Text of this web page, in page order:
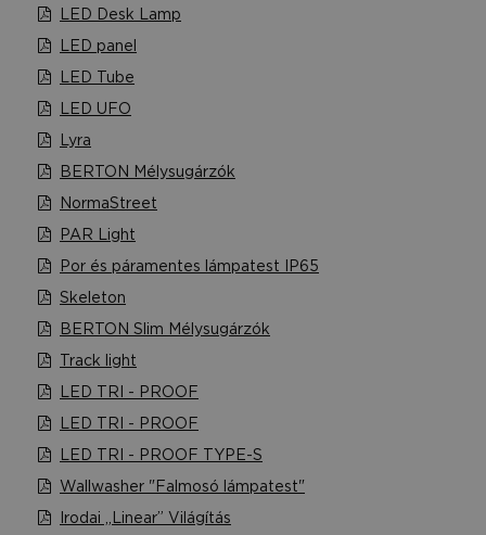
LED Desk Lamp
LED panel
LED Tube
LED UFO
Lyra
BERTON Mélysugárzók
NormaStreet
PAR Light
Por és páramentes lámpatest IP65
Skeleton
BERTON Slim Mélysugárzók
Track light
LED TRI - PROOF
LED TRI - PROOF
LED TRI - PROOF TYPE-S
Wallwasher "Falmosó lámpatest"
Irodai „Linear” Világítás